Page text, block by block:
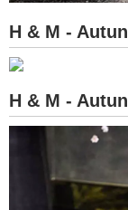
H & M -
H & M -